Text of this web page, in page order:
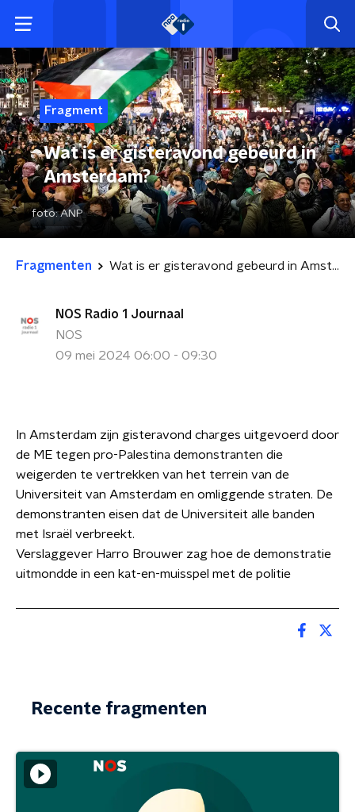
Fragment
Wat is er gisteravond gebeurd in
Amsterdam?
foto:ANP
Fragmenten Wat is er gisteravond gebeurd in Amsterdam?
NOS Radio 1 Journaal
NOS
09 mei 2024 06:00 - 09:30
In Amsterdam zijn gisteravond charges uitgevoerd door
de ME tegen pro-Palestina demonstranten die
weigerden te vertrekken van het terrein van de
Universiteit van Amsterdam en omliggende straten. De
demonstranten eisen dat de Universiteit alle banden
met Israël verbreekt.
Verslaggever Harro Brouwer zag hoe de demonstratie
uitmondde in een kat-en-muisspel met de politie
Recente fragmenten